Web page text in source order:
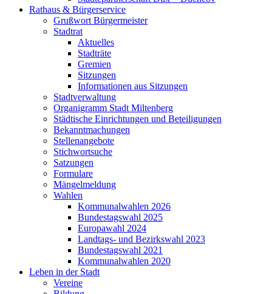
Rathaus & Bürgerservice
Grußwort Bürgermeister
Stadtrat
Aktuelles
Stadträte
Gremien
Sitzungen
Informationen aus Sitzungen
Stadtverwaltung
Organigramm Stadt Miltenberg
Städtische Einrichtungen und Beteiligungen
Bekanntmachungen
Stellenangebote
Stichwortsuche
Satzungen
Formulare
Mängelmeldung
Wahlen
Kommunalwahlen 2026
Bundestagswahl 2025
Europawahl 2024
Landtags- und Bezirkswahl 2023
Bundestagswahl 2021
Kommunalwahlen 2020
Leben in der Stadt
Vereine